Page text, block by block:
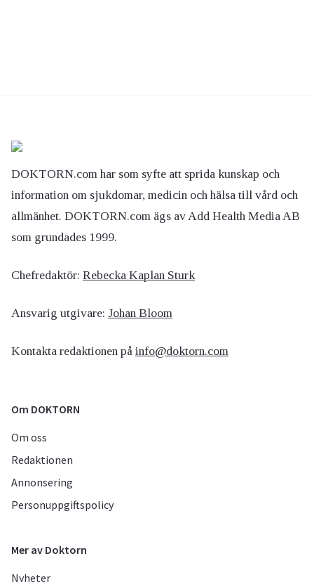
DOKTORN.com har som syfte att sprida kunskap och
information om sjukdomar, medicin och hälsa till vård och
allmänhet. DOKTORN.com ägs av Add Health Media AB
som grundades 1999.
Chefredaktör: Rebecka Kaplan Sturk
Ansvarig utgivare: Johan Bloom
Kontakta redaktionen på info@doktorn.com
Om DOKTORN
Om oss
Redaktionen
Annonsering
Personuppgiftspolicy
Mer av Doktorn
Nyheter